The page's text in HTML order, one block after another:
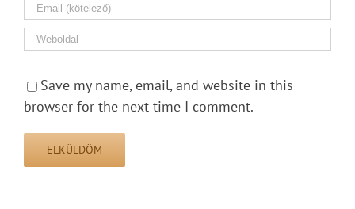
Save my name, email, and website in this
browser for the next time I comment.